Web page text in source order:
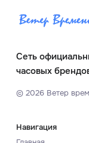
Сеть
часовых
© 2026Ветер
Навигация